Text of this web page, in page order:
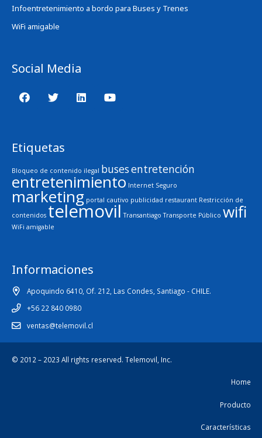
Infoentretenimiento a bordo para Buses y Trenes
WiFi amigable
Social Media
Etiquetas
Bloqueo de contenido ilegal busesentretención
entretenimiento Internet Seguro
marketing portal cautivo publicidad restaurant Restricción de
contenidos telemovil Transantiago Transporte Público wifi
WiFi amigable
Informaciones
Apoquindo 6410, Of. 212, Las Condes, Santiago - CHILE.
+56 22 840 0980
ventas@telemovil.cl
© 2012 – 2023 All rights reserved. Telemovil, Inc.
Home
Producto
Características